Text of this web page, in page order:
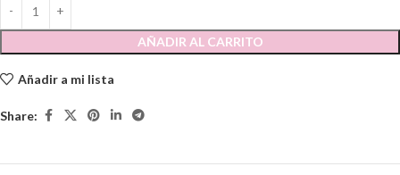
AÑADIR AL CARRITO
Añadir a mi lista
Share: